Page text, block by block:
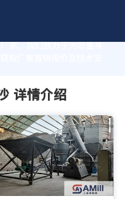
家，我们致力于为您量身
取厂家直销报价及技术支
详情介绍